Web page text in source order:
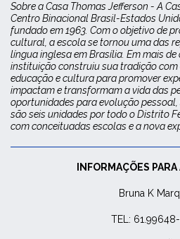
Sobre a Casa Thomas Jefferson -A
Centro Binacional Brasil-Estados
fundado em 1963. Com o objetivo de
cultural, a escola se tornou uma das
língua inglesa em Brasília. Em mais
instituição construiu sua tradição com
educação e cultura para promover
impactam e transformam a vida das
oportunidades para evolução
são seis unidades por todo o Distrito
com conceituadas escolas e a nova
INFORMAÇÕES
Bruna K
TEL: